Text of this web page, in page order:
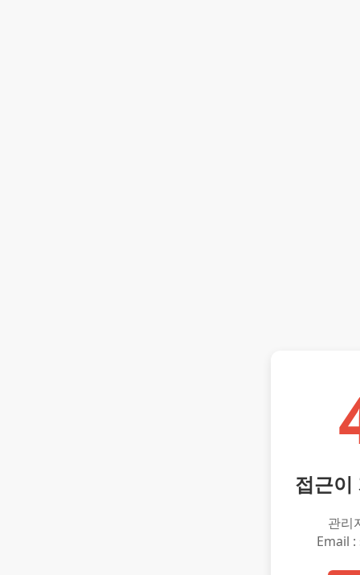
접근이
관리
Email